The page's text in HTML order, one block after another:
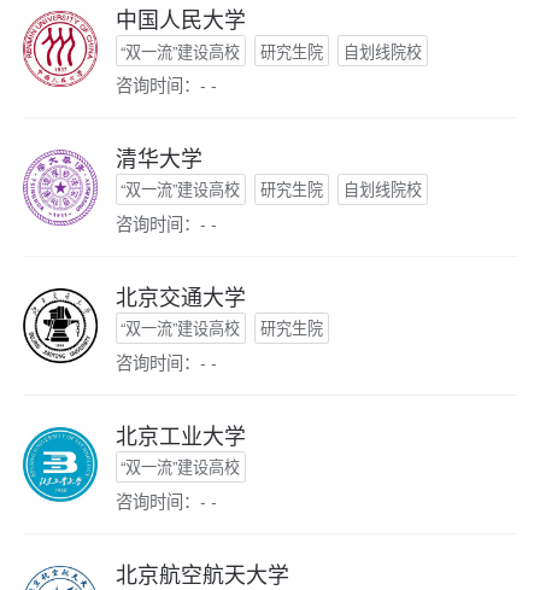
中国人民大学
“双一流”建设高校 研究生院 自划线院校
咨询时间：- -
清华大学
“双一流”建设高校 研究生院 自划线院校
咨询时间：- -
北京交通大学
“双一流”建设高校 研究生院
咨询时间：- -
北京工业大学
“双一流”建设高校
咨询时间：- -
北京航空航天大学